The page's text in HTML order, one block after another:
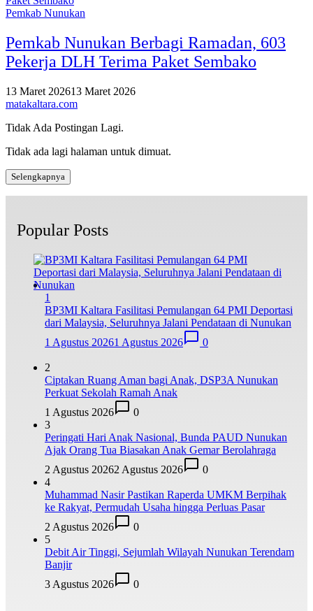
Pemkab Nunukan
Pemkab Nunukan Berbagi Ramadan, 603
Pekerja DLH Terima Paket Sembako
13 Maret 202613 Maret 2026
matakaltara.com
Tidak Ada Postingan Lagi.
Tidak ada lagi halaman untuk dimuat.
Selengkapnya
Popular Posts
1
BP3MI Kaltara Fasilitasi Pemulangan 64 PMI Deportasi
dari Malaysia, Seluruhnya Jalani Pendataan di Nunukan
1 Agustus 20261 Agustus 2026 0
2
Ciptakan Ruang Aman bagi Anak, DSP3A Nunukan
Perkuat Sekolah Ramah Anak
1 Agustus 2026
0
3
Peringati Hari Anak Nasional, Bunda PAUD Nunukan
Ajak Orang Tua Biasakan Anak Gemar Berolahraga
2 Agustus 20262 Agustus 2026
0
4
Muhammad Nasir Pastikan Raperda UMKM Berpihak
ke Rakyat, Permudah Usaha hingga Perluas Pasar
2 Agustus 2026
0
5
Debit Air Tinggi, Sejumlah Wilayah Nunukan Terendam
Banjir
3 Agustus 2026
0